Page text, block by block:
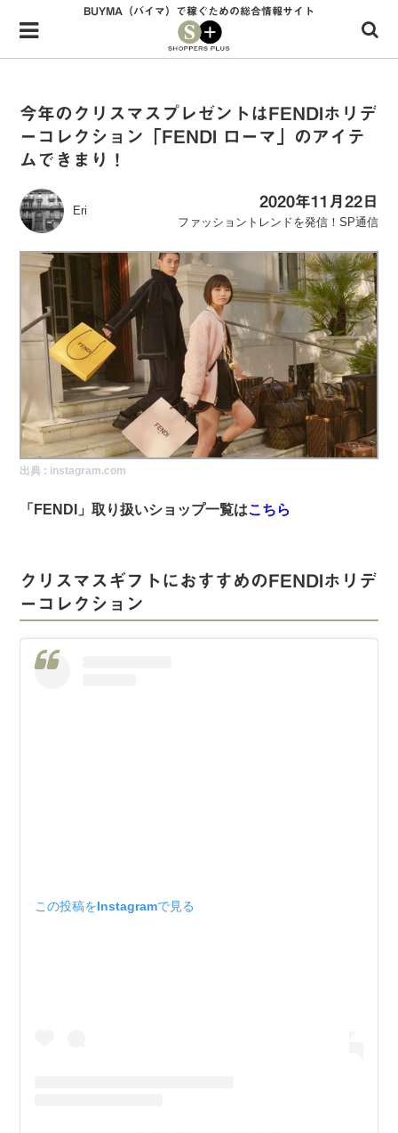
Menu
HOME
34歳独身OLバイマ実践記
ファッショントレンドを発信！SP通信
BUYMAで人気のブランド
BUYMAの売れ筋商品
バイマの疑問に現役パーソナルショッパーが答えてみた
バイマ活動の疑問に売れっ子現役バイヤーが答えてみた
実録！海外ショップで買ってみた！
海外SHOP LIST
BUYMA（バイマ）で稼ぐための総合情報サイト
今年のクリスマスプレゼントはFENDIホリデ
ーコレクション「FENDI ローマ」のアイテ
ムできまり！
Eri
2020年11月22日
ファッショントレンドを発信！SP通信
出典 : instagram.com
「FENDI」取り扱いショップ一覧はこちら
クリスマスギフトにおすすめのFENDIホリデ
ーコレクション
この投稿をInstagramで見る